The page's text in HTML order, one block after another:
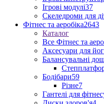
Ігрові модулі37
Скеледроми для
Фітнес та аеробіка2643
Каталог
Все Фітнес та
Аксесуари для
Балансувальні
Бодібари59
Різне7
Гантелі для